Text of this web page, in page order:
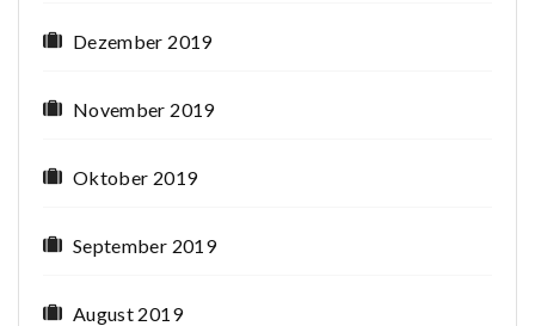
Dezember 2019
November 2019
Oktober 2019
September 2019
August 2019